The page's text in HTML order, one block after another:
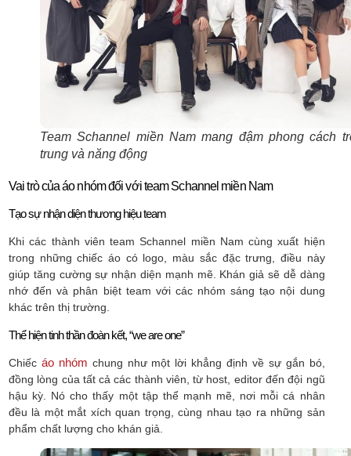
Team Schannel miền Nam mang đậm phong cách
trung và năng động
Vai trò của áo nhóm đối với team Schannel miền Nam
Tạo sự nhận diện thương hiệu team
Khi các thành viên team Schannel miền Nam cùng xuất hiện
trong những chiếc áo có logo, màu sắc đặc trưng, điều này
giúp tăng cường sự nhận diện mạnh mẽ. Khán giả sẽ dễ dàng
nhớ đến và phân biệt team với các nhóm sáng tạo nội dung
khác trên thị trường.
Thể hiện tinh thần đoàn kết, “we are one”
Chiếc áo nhóm chung như một lời khẳng định về sự gắn bó,
đồng lòng của tất cả các thành viên, từ host, editor đến đội ngũ
hậu kỳ. Nó cho thấy một tập thể mạnh mẽ, nơi mỗi cá nhân
đều là một mắt xích quan trọng, cùng nhau tạo ra những sản
phẩm chất lượng cho khán giả.